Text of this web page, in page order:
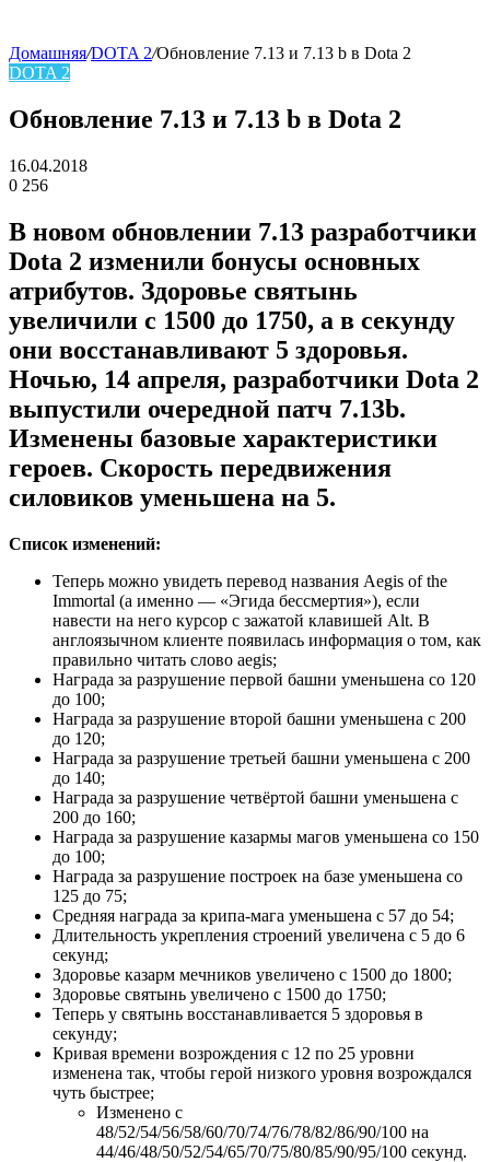
skin
Домашняя/DOTA 2/Обновление 7.13 и 7.13 b в Dota 2
DOTA 2
Обновление 7.13 и 7.13 b в Dota 2
16.04.2018
0 256
В новом обновлении 7.13 разработчики
Dota 2 изменили бонусы основных
атрибутов. Здоровье святынь
увеличили с 1500 до 1750, а в секунду
они восстанавливают 5 здоровья.
Ночью, 14 апреля, разработчики Dota 2
выпустили очередной патч 7.13b.
Изменены базовые характеристики
героев. Скорость передвижения
силовиков уменьшена на 5.
Список изменений:
Теперь можно увидеть перевод названия Aegis of the
Immortal (а именно — «Эгида бессмертия»), если
навести на него курсор с зажатой клавишей Alt. В
англоязычном клиенте появилась информация о том, как
правильно читать слово aegis;
Награда за разрушение первой башни уменьшена со 120
до 100;
Награда за разрушение второй башни уменьшена с 200
до 120;
Награда за разрушение третьей башни уменьшена с 200
до 140;
Награда за разрушение четвёртой башни уменьшена с
200 до 160;
Награда за разрушение казармы магов уменьшена со 150
до 100;
Награда за разрушение построек на базе уменьшена со
125 до 75;
Средняя награда за крипа-мага уменьшена с 57 до 54;
Длительность укрепления строений увеличена с 5 до 6
секунд;
Здоровье казарм мечников увеличено с 1500 до 1800;
Здоровье святынь увеличено с 1500 до 1750;
Теперь у святынь восстанавливается 5 здоровья в
секунду;
Кривая времени возрождения с 12 по 25 уровни
изменена так, чтобы герой низкого уровня возрождался
чуть быстрее;
Изменено с
48/52/54/56/58/60/70/74/76/78/82/86/90/100 на
44/46/48/50/52/54/65/70/75/80/85/90/95/100 секунд.